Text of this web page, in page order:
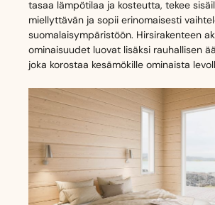
tasaa lämpötilaa ja kosteutta, tekee
miellyttävän ja sopii erinomaisesti
suomalaisympäristöön. Hirsirakenteen
ominaisuudet luovat lisäksi rauhallisen
joka korostaa kesämökilleominaista